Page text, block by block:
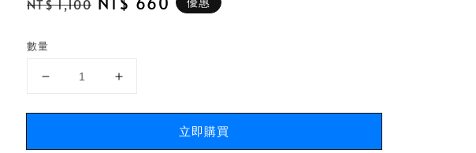
NT$ 1,100
數量
立即購買